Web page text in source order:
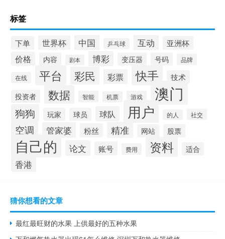
标签
下单 世界杯 中国 乒乓球 互动 亚洲杯
价格 内容 剧本 博彩 变压器 号码 品牌
在线 平台 彩民 彩票 快手 技术
投资者 数据 智能 机票 游戏 澳门
狗狗 玩家 球员 球队 用户 的人 社交
空调 管家婆 粉丝 精准 网站 股票
自己的 论文 账号 费用 资料 适合
香港
猜你想看的文章
最红最旺财的水果 上供最好的五种水果